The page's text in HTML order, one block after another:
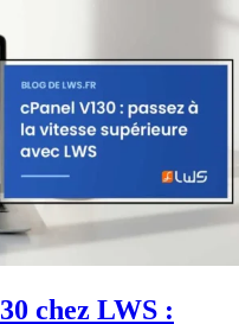
chez LWS :